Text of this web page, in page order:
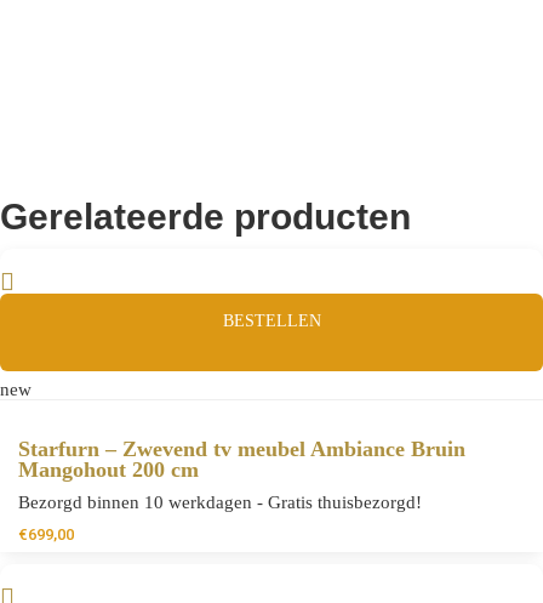
Gerelateerde producten
BESTELLEN
new
Starfurn – Zwevend tv meubel Ambiance Bruin
Mangohout 200 cm
Bezorgd binnen 10 werkdagen - Gratis thuisbezorgd!
€699,00